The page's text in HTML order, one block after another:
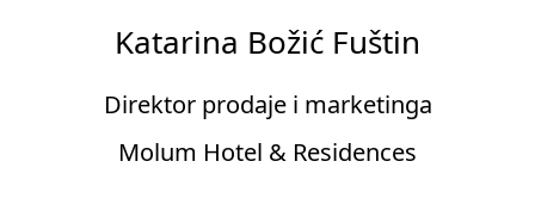
Katarina Božić Fuštin
Direktor prodaje i marketinga
Molum Hotel & Residences